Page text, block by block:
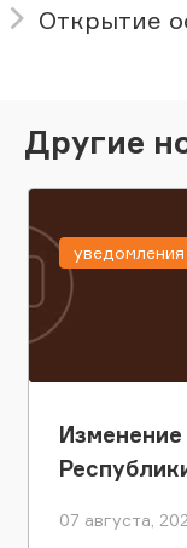
Открытие
Другие
Изменение
07 августа,
уведомления